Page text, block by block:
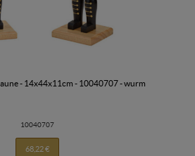
jaune - 14x44x11cm - 10040707 - wurm
10040707
68,22 €